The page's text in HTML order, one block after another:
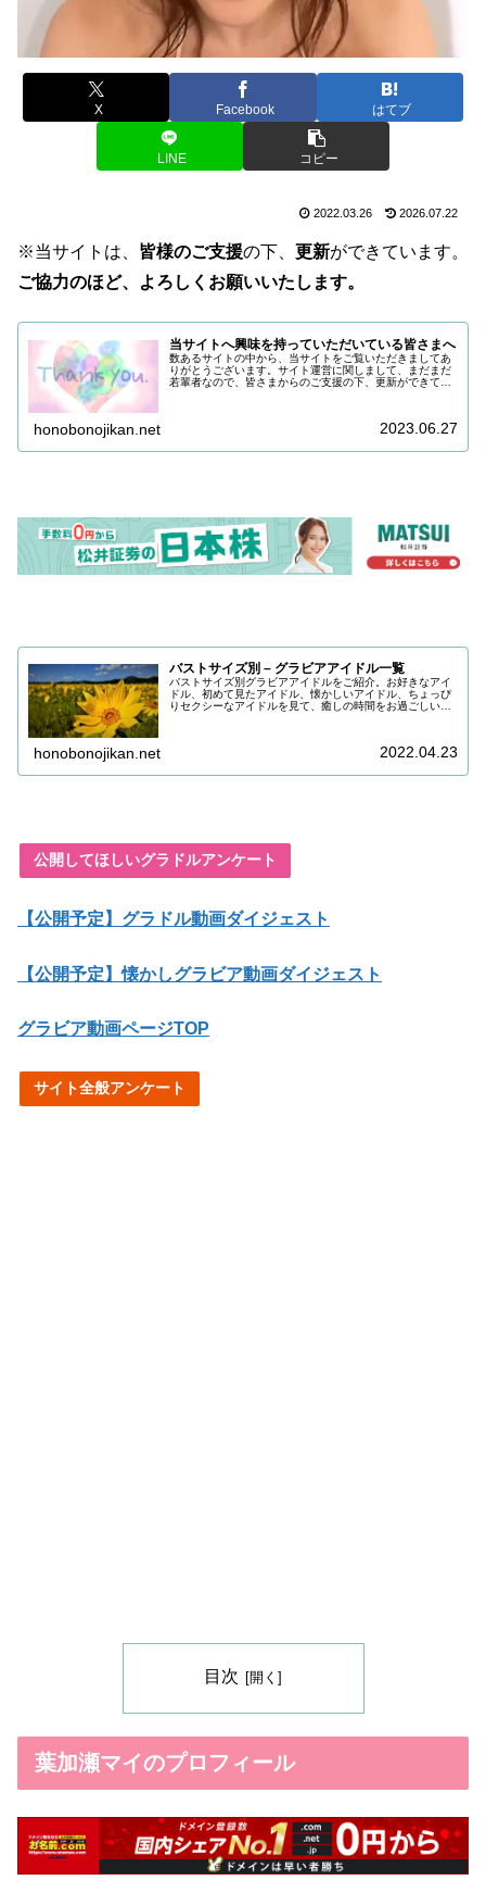
X Facebook はてブ
LINE コピー
2022.03.26 2026.07.22
※当サイトは、 皆様のご支援の下、 更新ができています。
ご協力のほど、よろしくお願いいたします。
当サイトへ興味を持っていただいている皆さまへ
数あるサイトの中から、当サイトをご覧いただきましてあ
りがとうございます。サイト運営に関しまして、まだまだ
若輩者なので、皆さまからのご支援の下、更新ができてい
honobonojikan.net 2023.06.27
バストサイズ別 – グラビアアイドル一覧
バストサイズ別グラビアアイドルをご紹介。お好きなアイ
ドル、初めて見たアイドル、懐かしいアイドル、ちょっぴ
りセクシーなアイドルを見て、癒しの時間をお過ごしいた
honobonojikan.net 2022.04.23
公開してほしいグラドルアンケート
【公開予定】グラドル動画ダイジェスト
【公開予定】懐かしグラビア動画ダイジェスト
グラビア動画ページTOP
サイト全般アンケート
目次
葉加瀬マイのプロフィール